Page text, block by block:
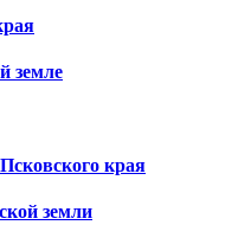
земле
края
земли